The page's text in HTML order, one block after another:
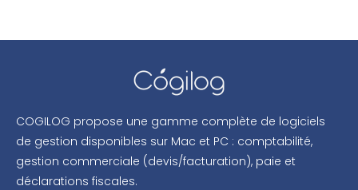
COGILOG propose une gamme complète de logiciels
de gestion disponibles sur Mac et PC : comptabilité,
gestion commerciale (devis/facturation), paie et
déclarations fiscales.